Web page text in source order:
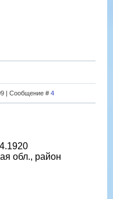
| Сообщение # 4
обл., район